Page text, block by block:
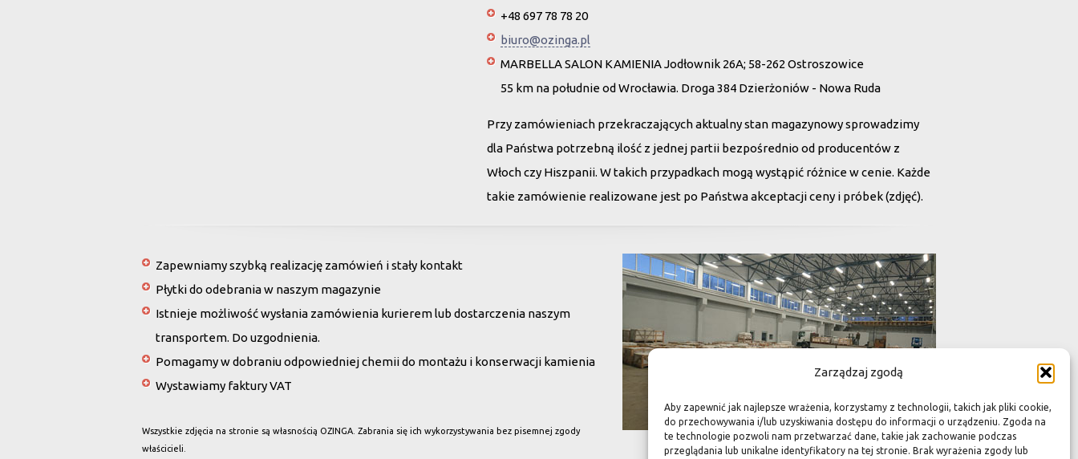
Zarządzaj zgodą
Aby zapewnić jak najlepsze wrażenia, korzystamy z technologii, takich jak pliki cookie,
do przechowywania i/lub uzyskiwania dostępu do informacji o urządzeniu. Zgoda na
te technologie pozwoli nam przetwarzać dane, takie jak zachowanie podczas
przeglądania lub unikalne identyfikatory na tej stronie. Brak wyrażenia zgody lub
+48 697 78 78 20
biuro@ozinga.pl
MARBELLA SALON KAMIENIA Jodłownik 26A; 58-262 Ostroszowice
55 km na południe od Wrocławia. Droga 384 Dzierżoniów - Nowa Ruda
Przy zamówieniach przekraczających aktualny stan magazynowy sprowadzimy
dla Państwa potrzebną ilość z jednej partii bezpośrednio od producentów z
Włoch czy Hiszpanii. W takich przypadkach mogą wystąpić różnice w cenie. Każde
takie zamówienie realizowane jest po Państwa akceptacji ceny i próbek (zdjęć).
Zapewniamy szybką realizację zamówień i stały kontakt
Płytki do odebrania w naszym magazynie
Istnieje możliwość wysłania zamówienia kurierem lub dostarczenia naszym
transportem. Do uzgodnienia.
Pomagamy w dobraniu odpowiedniej chemii do montażu i konserwacji kamienia
Wystawiamy faktury VAT
Wszystkie zdjęcia na stronie są własnością OZINGA. Zabrania się ich wykorzystywania bez pisemnej zgody
właścicieli.